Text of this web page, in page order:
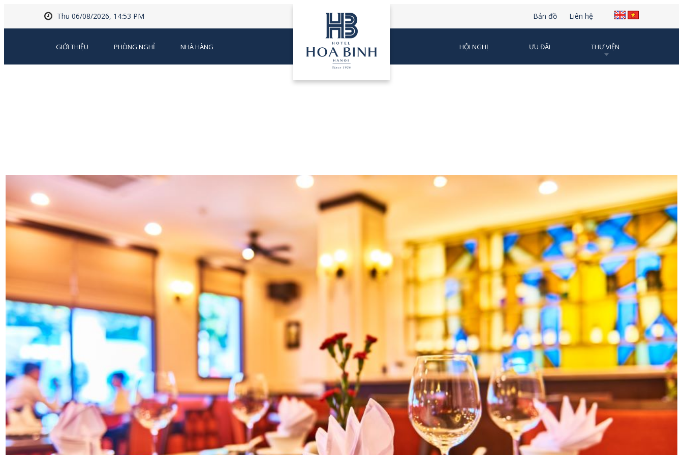
Thu 06/08/2026, 14:53 PM Bản đồ Liên hệ
GIỚI THIỆU PHÒNG NGHỈ NHÀ HÀNG HỘI NGHỊ ƯU ĐÃI THƯ VIỆN